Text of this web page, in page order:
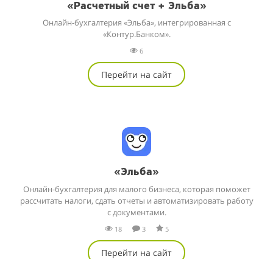
«Расчетный счет + Эльба»
Онлайн-бухгалтерия «Эльба», интегрированная с
«Контур.Банком».
6
Перейти на сайт
«Эльба»
Онлайн-бухгалтерия для малого бизнеса, которая поможет
рассчитать налоги, сдать отчеты и автоматизировать работу
с документами.
18 3 5
Перейти на сайт